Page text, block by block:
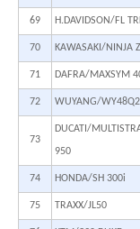
69 H.DAVIDSON/FL
70 KAWASAKI/NINJA
71 DAFRA/MAXSYM
72 WUYANG/WY48Q2
73
DUCATI/
950
74 HONDA/SH 300i
75 TRAXX/JL50